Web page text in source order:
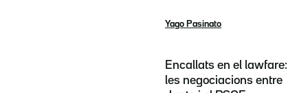
Yago Pasinato
Encallats en el lawfare:
les negociacions entre